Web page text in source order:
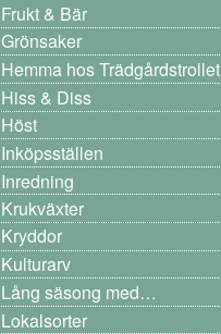
Frukt & Bär
Grönsaker
Hemma hos Trädgårdstrollet
Hiss & Diss
Höst
Inköpsställen
Inredning
Krukväxter
Kryddor
Kulturarv
Lång säsong med…
Lokalsorter